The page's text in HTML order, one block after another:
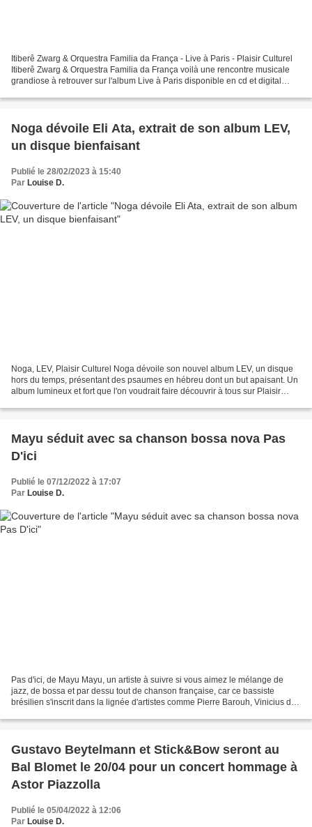
Itiberê Zwarg & Orquestra Familia da França - Live à Paris - Plaisir Culturel
Itiberê Zwarg & Orquestra Familia da França voilà une rencontre musicale
grandiose à retrouver sur l'album Live à Paris disponible en cd et digital
Noga dévoile Eli Ata, extrait de son album LEV,
un disque bienfaisant
Publié le 28/02/2023 à 15:40
Par Louise D.
Noga, LEV, Plaisir Culturel Noga dévoile son nouvel album LEV, un disque
hors du temps, présentant des psaumes en hébreu dont un but apaisant. Un
album lumineux et fort que l'on voudrait faire découvrir à tous sur Plaisir
Mayu séduit avec sa chanson bossa nova Pas
D'ici
Publié le 07/12/2022 à 17:07
Par Louise D.
Pas d'ici, de Mayu Mayu, un artiste à suivre si vous aimez le mélange de
jazz, de bossa et par dessu tout de chanson française, car ce bassiste
brésilien s'inscrit dans la lignée d'artistes comme Pierre Barouh, Vinicius de
Gustavo Beytelmann et Stick&Bow seront au
Bal Blomet le 20/04 pour un concert hommage à
Astor Piazzolla
Publié le 05/04/2022 à 12:06
Par Louise D.